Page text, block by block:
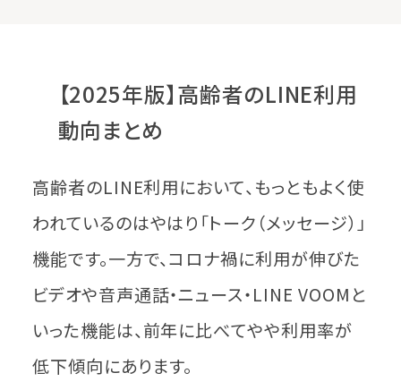
【2025年版】高齢者のLINE利用
動向まとめ
高齢者のLINE利用において、もっともよく使
われているのはやはり「トーク（メッセージ）」
機能です。一方で、コロナ禍に利用が伸びた
ビデオや音声通話・ニュース・LINE VOOMと
いった機能は、前年に比べてやや利用率が
低下傾向にあります。